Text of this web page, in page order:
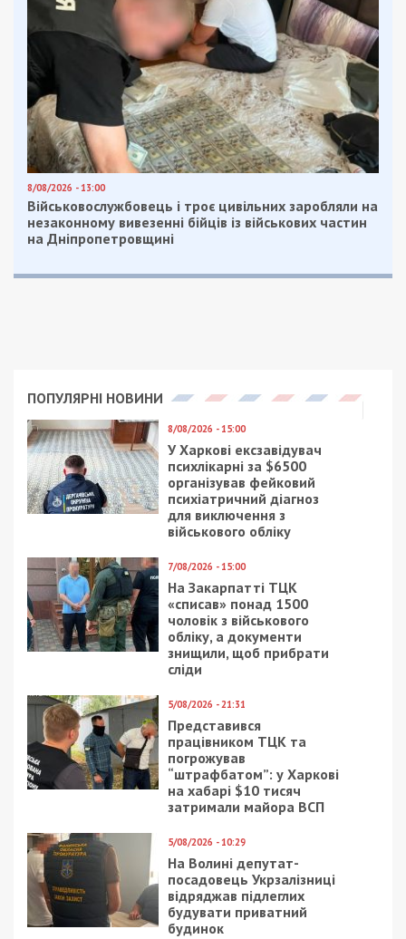
Окремо підкреслю: з початку цього року
Укртрансбезпека склала лише 4 таких постанови
на польських перевізників”, – зазначив
віцепрем’єр-міністр з відновлення України,
міністр розвитку громад, територій та
інфраструктури Олександр Кубраков.
Таким чином, з 8 травня польські перевізники
зможуть виконувати перевезення з будь-якої
країни Євросоюзу до України без відповідних
дозволів та вимог щодо екологічних стандартів
транспортних засобів.
портів неможливо. Ми вдячні нашим польським
друзям за постійну підтримку у протистоянні із
агресором та розраховуємо на подальший діалог
для розблокування кордону. Ми зробили перший
крок, чекаємо на крок назустріч”, – підкреслив
Деркач.
Міністерство нагадало, що відповідно до Угоди
між Україною та Європейським Союзом про
вантажні перевезення двосторонні та транзитні
перевезення не підпадають під вимогу
отримання дозволів.
Facebook
Telegram
Twitter
WhatsApp
ViberEmail
Суспільство
Рекламні блоки дають нам змогу
залишатися незалежними ЗМІ, а вам -
отримувати найсвіжіші новини під ними.
Приєднуйтесь також до 49000 в Google News. Слідкуйте
Приєднатися
Читайте також